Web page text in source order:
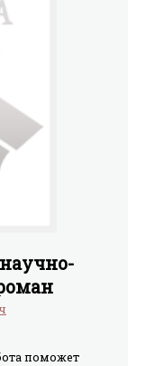
поможет